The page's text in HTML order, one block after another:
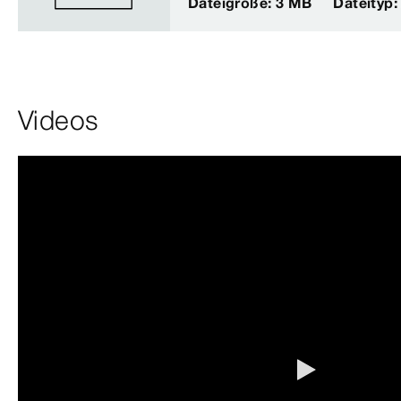
Videos